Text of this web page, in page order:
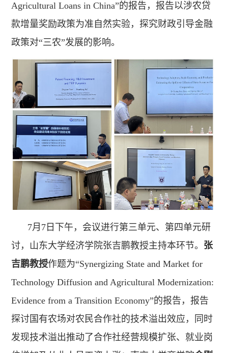
Agricultural Loans in China”的报告，报告以涉农贷
款增量奖励政策为准自然实验，探究财政引导金融
政策对“三农”发展的影响。
7月7日下午，会议进行第三单元、第四单元研
讨，山东大学经济学院张吉鹏教授主持本环节。 张
吉鹏教授作题为“Synergizing State and Market for
Technology Diffusion and Agricultural Modernization:
Evidence from a Transition Economy”的报告，报告
探讨国有农场对农民合作社的技术溢出效应，同时
发现技术溢出推动了合作社经营规模扩张、就业岗